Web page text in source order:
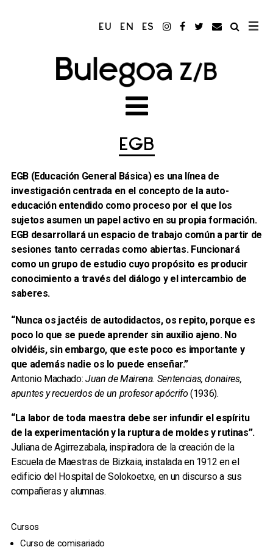
EU EN ES
EGB
EGB (Educación General Básica) es una línea de
investigación centrada en el concepto de la auto-
educación entendido como proceso por el que los
sujetos asumen un papel activo en su propia formación.
EGB desarrollará un espacio de trabajo común a partir de
sesiones tanto cerradas como abiertas. Funcionará
como un grupo de estudio cuyo propósito es producir
conocimiento a través del diálogo y el intercambio de
saberes.
“Nunca os jactéis de autodidactos, os repito, porque es
poco lo que se puede aprender sin auxilio ajeno. No
olvidéis, sin embargo, que este poco es importante y
que además nadie os lo puede enseñar.”
Antonio Machado: Juan de Mairena. Sentencias, donaires,
apuntes y recuerdos de un profesor apócrifo (1936).
“La labor de toda maestra debe ser infundir el espíritu
de la experimentación y la ruptura de moldes y rutinas”.
Juliana de Agirrezabala, inspiradora de la creación de la
Escuela de Maestras de Bizkaia, instalada en 1912 en el
edificio del Hospital de Solokoetxe, en un discurso a sus
compañeras y alumnas.
Cursos
Curso de comisariado